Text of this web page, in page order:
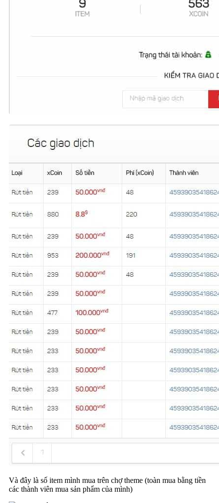
Và đây là số item mình mua trên chợ theme (toàn mua bằng tiền
các thành viên mua sản phẩm của mình)